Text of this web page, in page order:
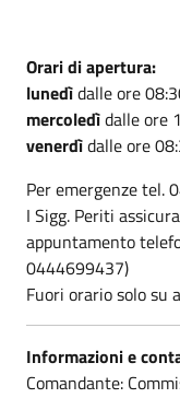
Orari di apertura:
lunedìdalle ore
mercoledìdalle ore
venerdìdalle ore
Per emergenze tel.
I Sigg. Periti
appuntamento
0444699437)
Fuori orario solo su
Informazioni e
Comandante: